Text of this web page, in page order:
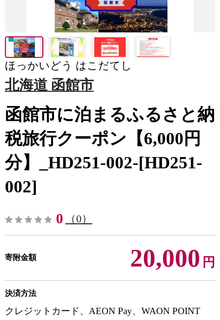
ほっかいどう はこだてし
北海道 函館市
函館市に泊まるふるさと納
税旅行クーポン【6,000円
分】_HD251-002-[HD251-
002]
0 （0）
寄附金額 20,000 円
決済方法
クレジットカード、AEON Pay、WAON POINT